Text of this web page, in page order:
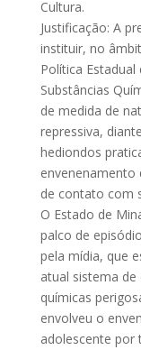
Cultura.
Justificação: A
instituir, no
Política
Substâncias
de medida de
repressiva,
hediondos
envenenamento
de contato com
O Estado de
palco de
pela mídia, que
atual sistema
químicas
envolveu o
adolescente por